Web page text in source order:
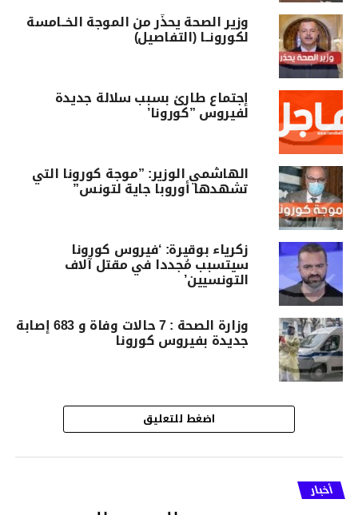
وزير الصحة يحذّر من الموجة الخــامسة
لكورونــا (التفاصيل)
إجتماع طارئ بسبب سلالة جديدة
لفيروس ”كورونا’
الهاشمي الوزير: ”موجة كورونا التي
تشهدها أوروبا جاية لتونس”
زكرياء بوقيرة: ‘فيروس كورونا
سيتسبب مُجددا في مقتل آلاف
التونسيين’
وزارة الصحة : 7 حالات وفاة و 683 إصابة
جديدة بفيروس كورونا
اضغط للتعليق
أخبار